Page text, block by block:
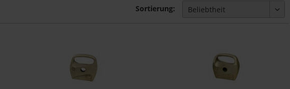
Sortierung: